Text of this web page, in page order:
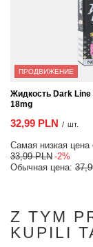
ПРОДВИЖЕНИЕ
Жидкость Dark Line
18mg
32,99 PLN / шт.
Самая низкая цена
33,99 PLN -2%
Обычная цена:
Z TYM
KUPILI